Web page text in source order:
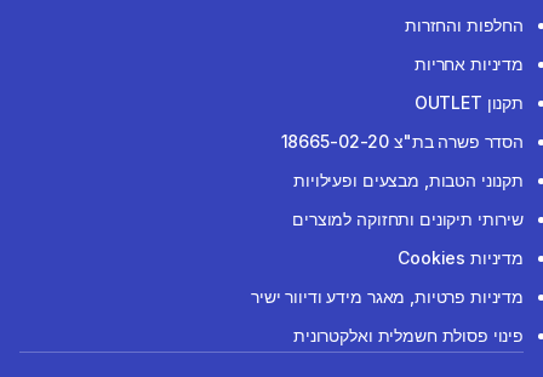
החלפות והחזרות
מדיניות אחריות
תקנון OUTLET
הסדר פשרה בת"צ 18665-02-20
תקנוני הטבות, מבצעים ופעילויות
שירותי תיקונים ותחזוקה למוצרים
מדיניות Cookies
מדיניות פרטיות, מאגר מידע ודיוור ישיר
פינוי פסולת חשמלית ואלקטרונית